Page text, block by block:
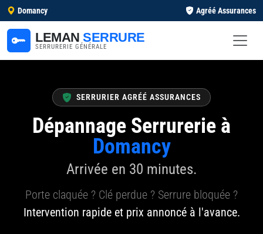
Domancy Agréé Assurances
LEMAN SERRURE
SERRURERIE GÉNÉRALE
SERRURIER AGRÉÉ ASSURANCES
Dépannage Serrurerie à
Domancy
Arrivée en 30 minutes.
Porte claquée ? Clé perdue ? Serrure bloquée ?
Intervention rapide et prix annoncé à l'avance.